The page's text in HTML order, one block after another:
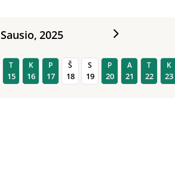
Sausio, 2025
T
15
K
16
P
17
Š
18
S
19
P
20
A
21
T
22
K
23